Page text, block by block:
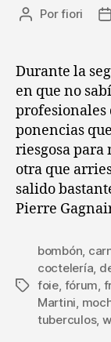
Autor
entrada
Porfiori
Durante la
en que no
profesionales
ponencias
riesgosa
otra que
salido
Pierre
Etiquetas
bombón
coctelería
foie fórum
Martini
tuberculos,